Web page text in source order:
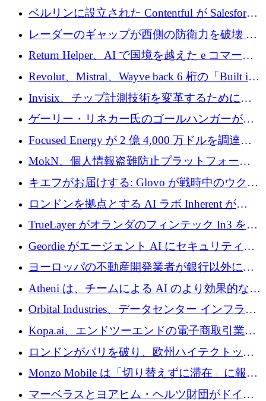
インテリジェンス プラットフォームを構築
ベルリンに設立された Contentful が Salesforce
に買収される
レーダーのギャップが西側の防衛力を破壊 —
そしてベルリンのチップスタートアップがそ
れを埋める
Return Helper、AI で国境を越えた e コマース
の返品を利益に変えるシリーズ A で 400 万ド
ルを調達
Revolut、Mistral、Wayve back 6 桁の「Built in
Europe」キャンペーン
Invisix、チップ計測技術を変革するために
2,000 万ユーロのシードラウンドを完了
ゲーリー・リネカー氏のゴールハンガーがVC
事業を開始
Focused Energy が 2 億 4,000 万ドルを調達、
TrueLayer が In3 を買収、ロンドンが首位の座
を奪還
MokN、個人情報盗難防止プラットフォーム
の成長のためにシリーズ A で 1,500 万ドルを
調達
キエフがお届けする: Glovo が戦時中のウクラ
イナで最も急速に成長する市場の 1 つをどの
ように拡大したか
ロンドンを拠点とする AI ラボ Inherent が
5,000 万ドルの資金調達でステルスから浮上
TrueLayer がオランダのフィンテック In3 を買
収、チェックアウト時にクレジットを提供
Geordie がエージェント AI にセキュリティと
ガバナンスをもたらすために 3,000 万ドルを
ヨーロッパの不動産開発業者が銀行以外にも
目を向けているため、InRentoの資金調達額は
1億ユーロを突破
Atheni は、チームによる AI のより効果的な使
用を支援するために 35 万ポンドを確保
Orbital Industries、データセンター インフラス
トラクチャ システムの拡張に 5,000 万ドルを
確保
Kopa.ai、エンドツーエンドの電子商取引業務
用の AI エージェントを構築するために 200
万ユーロを調達
ロンドンがパリを破り、欧州ハイテクトップ
の座を奪還
Monzo Mobile は「切り替えずに滞在」に報酬
を与える
マーベラスとヨアヒム・ヘルツ財団がドイツ